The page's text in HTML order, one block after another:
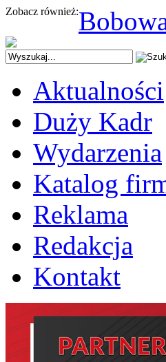
Zobacz również:
Aktualności
Duży Kadr
Wydarzenia
Katalog
Reklama
Redakcja
Kontakt